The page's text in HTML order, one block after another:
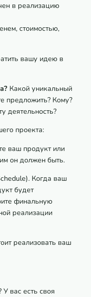
в реализацию
стоимостью,
вашу идею в
Какой уникальный
предложить? Кому?
деятельность?
проекта:
ваш продукт или
он должен быть.
Когда ваш
будет
финальную
реализации
реализовать ваш
У вас есть своя